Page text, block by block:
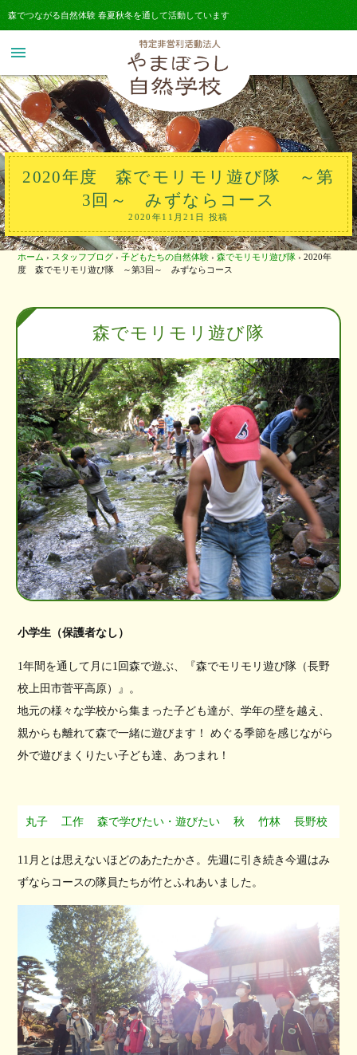
森でつながる自然体験 春夏秋冬を通して活動しています
menu
2020年度 森でモリモリ遊び隊 ～第
3回～ みずならコース
2020年11月21日 投稿
ホーム › スタッフブログ › 子どもたちの自然体験 › 森でモリモリ遊び隊 › 2020年
度 森でモリモリ遊び隊 ～第3回～ みずならコース
森でモリモリ遊び隊
小学生（保護者なし）
1年間を通して月に1回森で遊ぶ、『森でモリモリ遊び隊（長野
校上田市菅平高原）』。
地元の様々な学校から集まった子ども達が、学年の壁を越え、
親からも離れて森で一緒に遊びます！ めぐる季節を感じながら
外で遊びまくりたい子ども達、あつまれ！
丸子 工作 森で学びたい・遊びたい 秋 竹林 長野校
11月とは思えないほどのあたたかさ。先週に引き続き今週はみ
ずならコースの隊員たちが竹とふれあいました。